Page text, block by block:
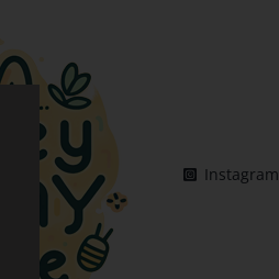
Instagram